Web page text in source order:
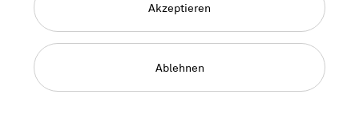
Language Navigation
Deutsch
Impressum AGB
Ablehnen
Akzeptieren